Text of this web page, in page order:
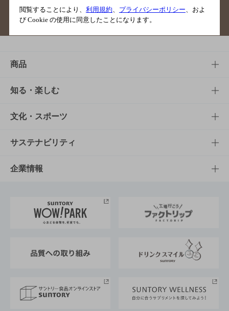
サイトマップ ご意見・ご感想
商品
商品TOP
商品一覧
商品発売情報
栄養成分一覧
知る・楽しむ
知る・楽しむTOP
キャンペーン
工場見学
地域情報
文化・スポーツ
文化・スポーツTOP
サントリーホール
サントリーサンバーズ大阪
サステナビリティ
サステナビリティTOP
サントリーが考えるサステナビリティ経営
企業情報
企業概要
採用情報
閲覧することにより、 利用規約 プライバシーポリシー 、およ
び Cookie の使用に同意したことになります。